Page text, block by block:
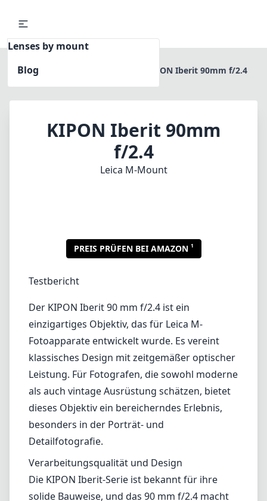
Lenses by mount
Blog
Home KIPON Iberit 90mm f/2.4
KIPON Iberit 90mm
f/2.4
Leica M-Mount
PREIS PRÜFEN BEI AMAZON
Der KIPON Iberit 90 mm f/2.4 ist ein
einzigartiges Objektiv, das für Leica M-
Fotoapparate entwickelt wurde. Es vereint